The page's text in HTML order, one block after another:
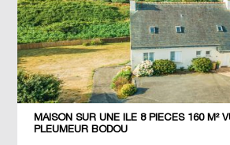
MAISON SUR UNE ILE 8 PIECES 160 M²
PLEUMEUR BODOU